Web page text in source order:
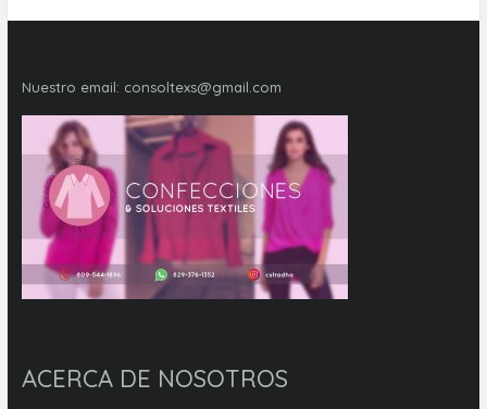
Nuestro email: consoltexs@gmail.com
ACERCA DE NOSOTROS